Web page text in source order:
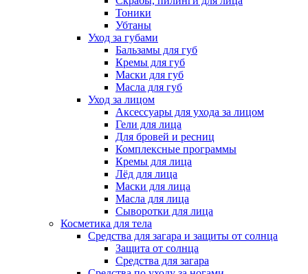
Тоники
Убтаны
Уход за губами
Бальзамы для губ
Кремы для губ
Маски для губ
Масла для губ
Уход за лицом
Аксессуары для ухода за лицом
Гели для лица
Для бровей и ресниц
Комплексные программы
Кремы для лица
Лёд для лица
Маски для лица
Масла для лица
Сыворотки для лица
Косметика для тела
Средства для загара и защиты от солнца
Защита от солнца
Средства для загара